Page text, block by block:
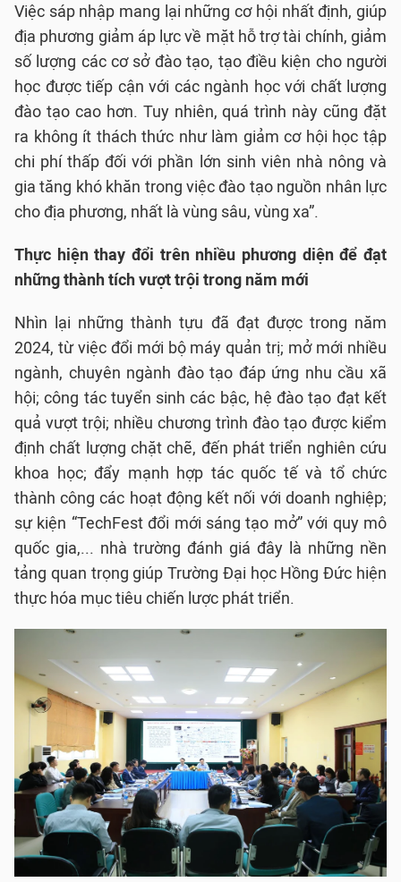
Việc sáp nhập mang lại những cơ hội nhất định, giúp
địa phương giảm áp lực về mặt hỗ trợ tài chính, giảm
số lượng các cơ sở đào tạo, tạo điều kiện cho người
học được tiếp cận với các ngành học với chất lượng
đào tạo cao hơn. Tuy nhiên, quá trình này cũng đặt
ra không ít thách thức như làm giảm cơ hội học tập
chi phí thấp đối với phần lớn sinh viên nhà nông và
gia tăng khó khăn trong việc đào tạo nguồn nhân lực
cho địa phương, nhất là vùng sâu, vùng xa”.
Thực hiện thay đổi trên nhiều phương diện để đạt
những thành tích vượt trội trong năm mới
Nhìn lại những thành tựu đã đạt được trong năm
2024, từ việc đổi mới bộ máy quản trị; mở mới nhiều
ngành, chuyên ngành đào tạo đáp ứng nhu cầu xã
hội; công tác tuyển sinh các bậc, hệ đào tạo đạt kết
quả vượt trội; nhiều chương trình đào tạo được kiểm
định chất lượng chặt chẽ, đến phát triển nghiên cứu
khoa học; đẩy mạnh hợp tác quốc tế và tổ chức
thành công các hoạt động kết nối với doanh nghiệp;
sự kiện “TechFest đổi mới sáng tạo mở” với quy mô
quốc gia,... nhà trường đánh giá đây là những nền
tảng quan trọng giúp Trường Đại học Hồng Đức hiện
thực hóa mục tiêu chiến lược phát triển.